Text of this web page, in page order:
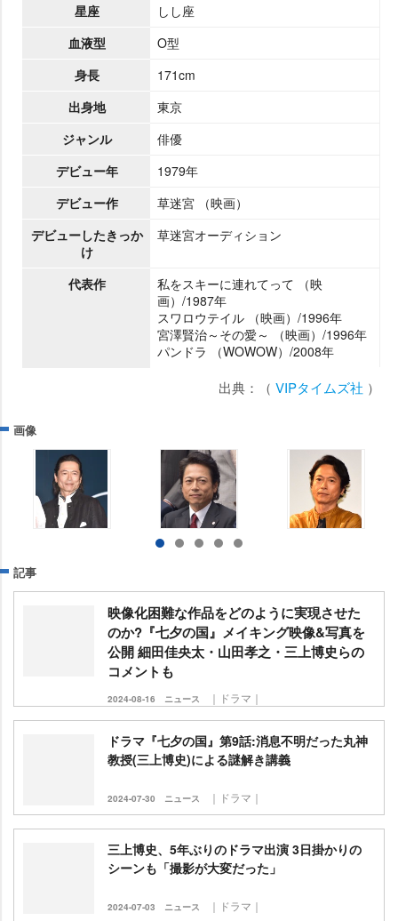
星座
しし座
血液型
O型
身長
171cm
出身地
東京
ジャンル
俳優
デビュー年
1979年
デビュー作
草迷宮 （映画）
デビューしたきっか
け
草迷宮オーディション
代表作
私をスキーに連れてって （映
画）/1987年
スワロウテイル （映画）/1996年
宮澤賢治～その愛～ （映画）/1996年
パンドラ （WOWOW）/2008年
出典：（ VIPタイムズ社 ）
画像
記事
映像化困難な作品をどのように実現させた
のか?『七夕の国』メイキング映像&写真を
公開 細田佳央太・山田孝之・三上博史らの
コメントも
2024-08-16 ニュース ｜ドラマ｜
ドラマ『七夕の国』第9話:消息不明だった丸神
教授(三上博史)による謎解き講義
2024-07-30 ニュース ｜ドラマ｜
三上博史、5年ぶりのドラマ出演 3日掛かりの
シーンも「撮影が大変だった」
2024-07-03 ニュース ｜ドラマ｜